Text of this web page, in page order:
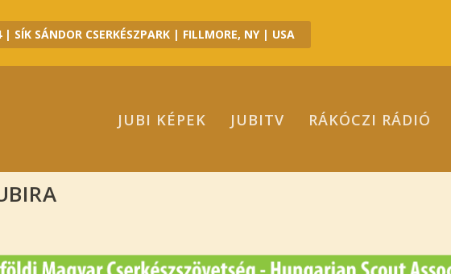
SÍK SÁNDOR CSERKÉSZPARK | FILLMORE, NY | USA
JUBI KÉPEK JUBITV RÁKÓCZI RÁDIÓ